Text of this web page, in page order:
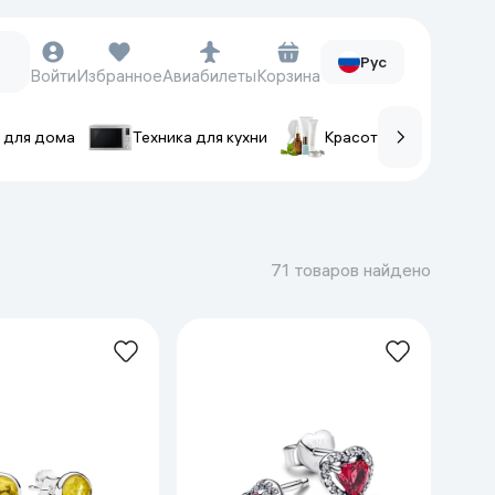
Ремешки для часов
Экшен-камеры
ВойтиИзбранноеАвиабилетыКорзина
Рус
для дома Техника для кухни Красота и уход
71 товаров найдено